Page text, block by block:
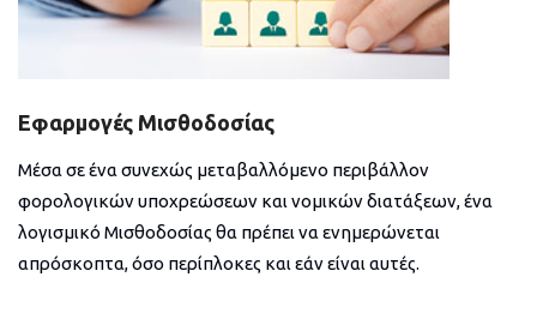
Εφαρμογές Μισθοδοσίας
Μέσα σε ένα συνεχώς μεταβαλλόμενο περιβάλλον
φορολογικών υποχρεώσεων και νομικών διατάξεων, ένα
λογισμικό Μισθοδοσίας θα πρέπει να ενημερώνεται
απρόσκοπτα, όσο περίπλοκες και εάν είναι αυτές.